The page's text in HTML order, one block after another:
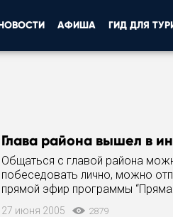
АФИША ГИД ДЛЯ
Глава района вышел в
Общаться с главой района
побеседовать лично, можно
прямой эфир программы
эти возможности
27 июня 2005 2879